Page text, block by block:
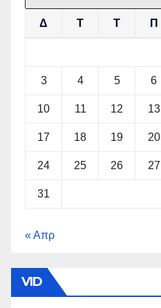
Δ Τ Τ Π
3 4 5 6
10 11 12 13
17 18 19 20
24 25 26 27
31
« Απρ
VID